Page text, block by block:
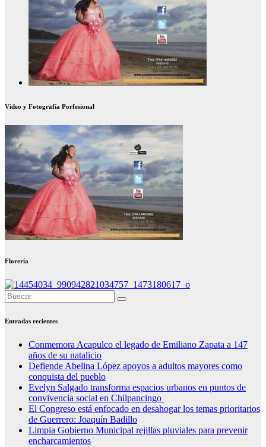
Video y Fotografía Porfesional
Florería
Entradas recientes
Conmemora Acapulco el legado de Emiliano Zapata a 147
años de su natalicio
Defiende Abelina López apoyos a adultos mayores como
conquista del pueblo
Evelyn Salgado transforma espacios urbanos en puntos de
convivencia social en Chilpancingo
El Congreso está enfocado en desahogar los temas prioritarios
de Guerrero: Joaquín Badillo
Limpia Gobierno Municipal rejillas pluviales para prevenir
encharcamientos